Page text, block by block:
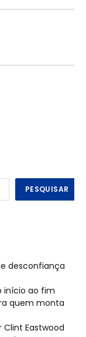
PESQUISAR
desconfiança
início ao fim
quem monta
Clint Eastwood